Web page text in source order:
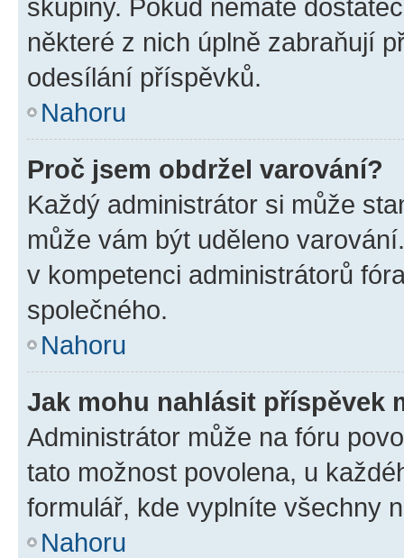
skupiny. Pokud nemáte
některé z nich úplně zabraňují
odesílání příspěvků.
Nahoru
Proč jsem obdržel varování?
Každý administrátor si může
může vám být uděleno
v kompetenci administrátorů
společného.
Nahoru
Jak mohu nahlásit příspěvek
Administrátor může na fóru
tato možnost povolena, u
formulář, kde vyplníte všechny
Nahoru